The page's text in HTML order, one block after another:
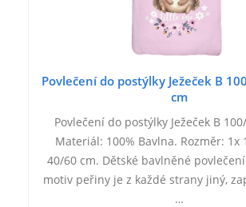
Povlečení do postýlky Ježeček B
cm
Povlečení do postýlky Ježeček B
Materiál: 100% Bavlna. Rozměr: 1x
40/60 cm. Dětské bavlněné
motiv peřiny je z každé strany jiný,
…